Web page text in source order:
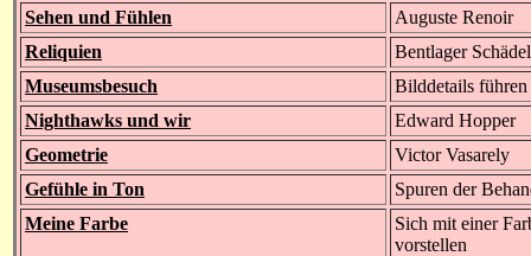
Sehen und Fühlen
Auguste Renoir
Reliquien
Bentlager
Museumsbesuch
Bilddetails
Nighthawks und wir
Edward Hopper
Geometrie
Victor Vasarely
Gefühle in Ton
Spuren der
Meine Farbe
Sich mit einer
vorstellen